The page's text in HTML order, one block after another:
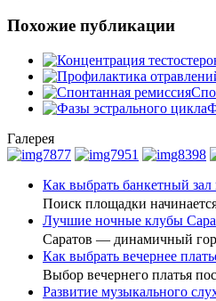
Похожие публикации
Галерея
Как выбрать банкетный
Поиск площадки
Лучшие ночные клубы
Саратов — динамичный
Как выбрать вечернее
Выбор вечернего платья
Развитие музыкального